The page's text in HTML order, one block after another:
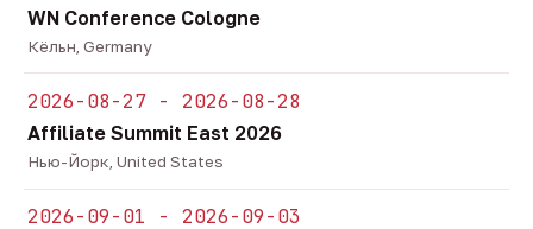
WN Conference Cologne
Кёльн, Germany
2026-08-27 - 2026-08-28
Affiliate Summit East 2026
Нью-Йорк, United States
2026-09-01 - 2026-09-03